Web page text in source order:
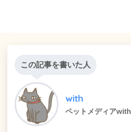
この記事を書いた人
with
ペットメディア